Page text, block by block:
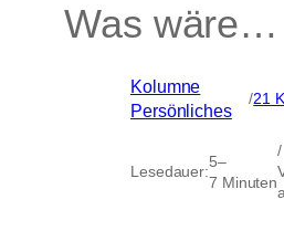
Was wäre…
Kolumne
Persönliches
/21
Lesedauer:
5–
7 Minuten
/